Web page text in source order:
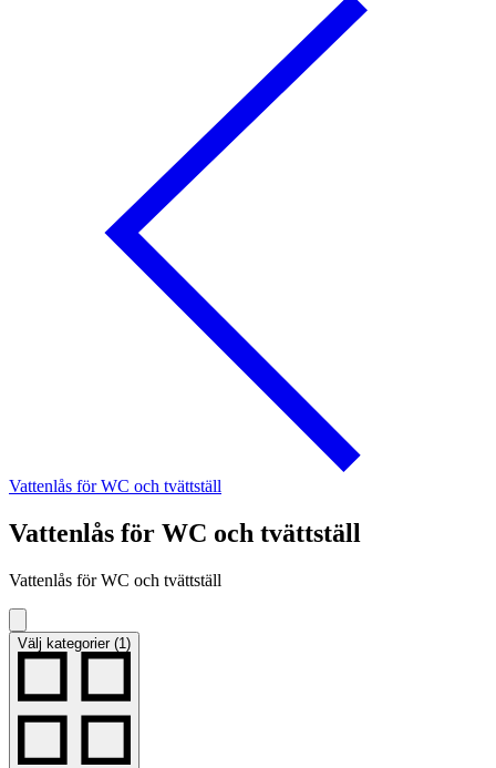
Vattenlås för WC och tvättställ
Vattenlås för WC och tvättställ
Vattenlås för WC och tvättställ
Välj kategorier (1)